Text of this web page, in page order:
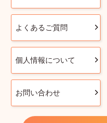
よくあるご質問
個人情報について
お問い合わせ